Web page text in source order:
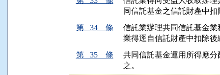
同信託基金之信託財產中
第 34 條
信託業辦理共同信託基金
業得逕自信託財產中扣除
第 35 條
共同信託基金運用所得應
之。